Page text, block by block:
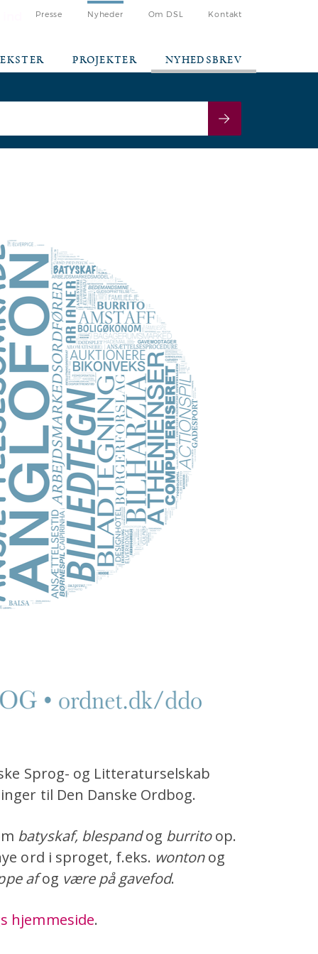
Presse Nyheder Om DSL Kontakt
PROJEKTER NYHEDSBREV
Sprog- og Litteraturselskab
til Den Danske Ordbog.
batyskaf, blespandog burritoop.
ord i sproget, f.eks. wontonog
afog være på gavefod.
hjemmeside.